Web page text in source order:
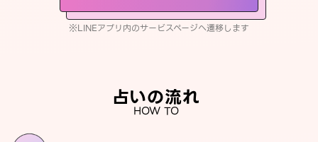
※LINEアプリ内のサービスページへ遷移します
占いの流れ
HOW TO